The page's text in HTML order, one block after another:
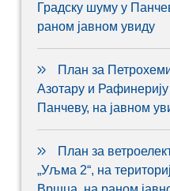
Градску шуму у
раном јавном увиду
План за
Азотару и Рафинерију
Панчеву, на јавном
План за
„Уљма 2“, на